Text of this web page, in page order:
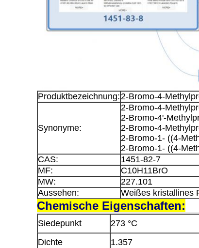
Produktbezeichnung:2-Bromo-4-
Synonyme:
2-Bromo-4-
2-Bromo-4'-
2-Bromo-4-
2-Bromo-1- ((4-
2-Bromo-1- ((4-
CAS:
1451-82-7
MF:
C10H11BrO
MW:
227.101
Aussehen:
Weißes kristallines
Chemische Eigenschaften:
Siedepunkt
273 °C
Dichte
1.357